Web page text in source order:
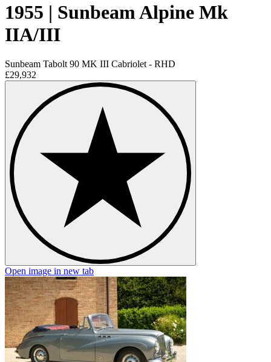
1955 | Sunbeam Alpine Mk
IIA/III
Sunbeam Tabolt 90 MK III Cabriolet - RHD
£29,932
Open image in new tab